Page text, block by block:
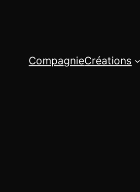
CompagnieCréations